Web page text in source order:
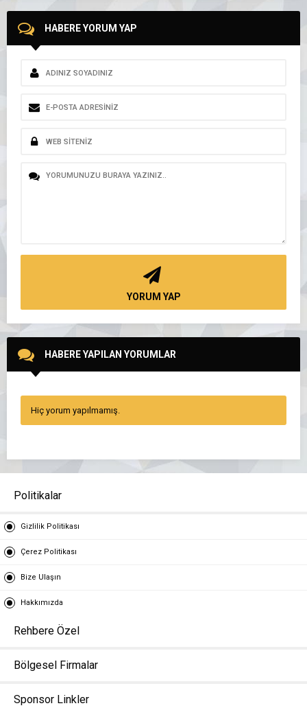
HABERE YORUM YAP
YORUM YAP
HABERE YAPILAN YORUMLAR
Hiç yorum yapılmamış.
Politikalar
Gizlilik Politikası
Çerez Politikası
Bize Ulaşın
Hakkımızda
Rehbere Özel
Bölgesel Firmalar
Sponsor Linkler